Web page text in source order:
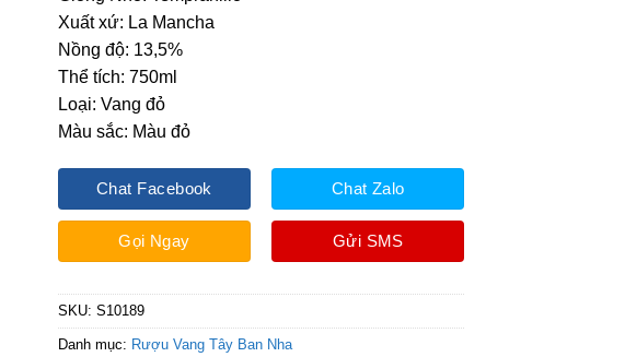
Xuất xứ: La Mancha
Nồng độ: 13,5%
Thể tích: 750ml
Loại: Vang đỏ
Màu sắc: Màu đỏ
Chat Facebook
Gọi Ngay
Chat Zalo
Gửi SMS
SKU:S10189
Danh mục: Rượu Vang Tây Ban Nha